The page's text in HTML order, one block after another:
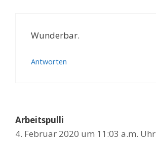
Wunderbar.
Antworten
Arbeitspulli
4. Februar 2020 um 11:03 a.m. Uhr